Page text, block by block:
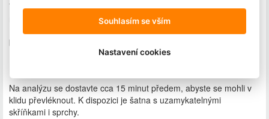
Souhlasím se vším
Nastavení cookies
V případě varianty s běžeckým tréninkem (základní + trénink
nebo rozšířená analýza) navazuje venkovní trénink s trenérem.
Během něj si prakticky vyzkoušíte doporučení z analýzy přímo v
běhu.
Na analýzu se dostavte cca 15 minut předem, abyste se mohli v
klidu převléknout. K dispozici je šatna s uzamykatelnými
skříňkami i sprchy.